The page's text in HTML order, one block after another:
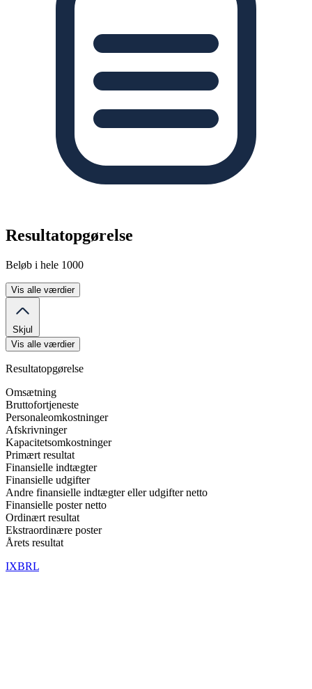
Resultatopgørelse
Beløb i hele 1000
Vis alle værdier
Skjul
Vis alle værdier
Resultatopgørelse
Omsætning
Bruttofortjeneste
Personaleomkostninger
Afskrivninger
Kapacitetsomkostninger
Primært resultat
Finansielle indtægter
Finansielle udgifter
Andre finansielle indtægter eller udgifter netto
Finansielle poster netto
Ordinært resultat
Ekstraordinære poster
Årets resultat
IXBRL